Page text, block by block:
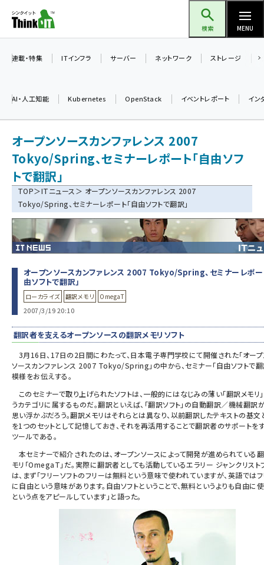
ン
ツ
検索 MENU
加藤銘のチーム貢献～仲間と築いた勝利の絆～ (2314)
iot女子会 (2279)
北海道をのんびり旅する晴山佳須夫のヒント集！ (2034)
drupal (1955)
genai (1483)
ai crunch (1353)
連載・特集 ITインフラ サーバー ネットワーク ストレージ
AI・人工知能 Kubernetes OpenStack イベントレポート イン
オープンソースカンファレンス 2007
Tokyo/Spring、セミナーレポート「自由ソフ
トで翻訳」
TOP＞ITニュース ＞ オープンソースカンファレンス 2007
Tokyo/Spring、セミナーレポート「自由ソフトで翻訳」
オープンソースカンファレンス 2007 Tokyo/Spring、セミナーレポー
由ソフトで翻訳」
ローカライズ 翻訳メモリ OmegaT
2007/3/19 20:10
翻訳者を支えるオープンソースの翻訳メモリソフト
3月16日、17日の2日間にわたって、日本電子専門学校にて開催された「オー
ソースカンファレンス 2007 Tokyo/Spring」の中から、セミナー「自由ソフトで翻
模様をお伝えする。
このセミナーで取り上げられたソフトは、一般的にはなじみの薄い「翻訳メモリ
うカテゴリに属するものだ。翻訳といえば、「翻訳ソフト」の自動翻訳／機械翻訳
思い浮かぶだろう。翻訳メモリはそれらとは異なり、以前翻訳したテキストの基
を1つのセットとして記憶しておき、それを再活用することで翻訳者のサポートを
ツールである。
本セミナーで紹介されたのは、オープンソースによって開発が進められている
モリ「OmegaT」だ。実際に翻訳者としても活動しているエラリー ジャンクリスト
は、まず「フリーソフトのフリーは無料という意味で使われていますが、英語では
に自由という意味があります。自由ソフトということで、無料というよりも自由に
という点をアピールしています」と語った。